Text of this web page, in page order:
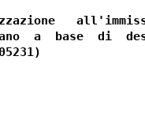
a  base  di